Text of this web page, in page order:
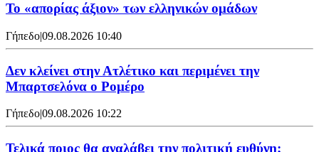
Το «απορίας άξιον» των ελληνικών ομάδων
Γήπεδο|09.08.2026 10:40
Δεν κλείνει στην Ατλέτικο και περιμένει την
Μπαρτσελόνα ο Ρομέρο
Γήπεδο|09.08.2026 10:22
Τελικά ποιος θα αναλάβει την πολιτική ευθύνη;